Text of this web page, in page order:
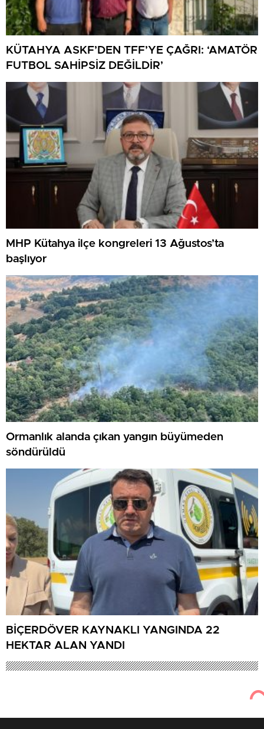
KÜTAHYA ASKF’DEN TFF’YE ÇAĞRI: ‘AMATÖR
FUTBOL SAHİPSİZ DEĞİLDİR’
MHP Kütahya ilçe kongreleri 13 Ağustos’ta
başlıyor
Ormanlık alanda çıkan yangın büyümeden
söndürüldü
BİÇERDÖVER KAYNAKLI YANGINDA 22
HEKTAR ALAN YANDI